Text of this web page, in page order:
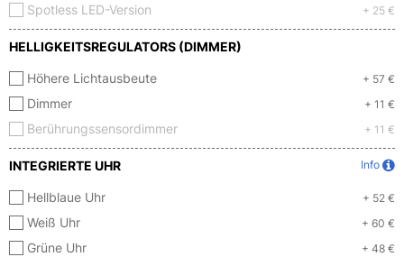
Spotless LED-Version + 25 €
HELLIGKEITSREGULATORS (DIMMER)
Höhere Lichtausbeute + 57 €
Dimmer + 11 €
Berührungssensordimmer + 11 €
INTEGRIERTE UHR Info
Hellblaue Uhr + 52 €
Weiß Uhr + 60 €
Grüne Uhr + 48 €